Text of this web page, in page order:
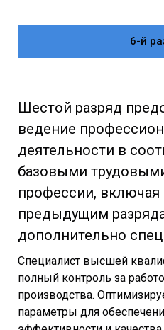
6-й
Шестой разряд
ведение
деятельности в
базовыми
профессии, включая
предыдущим
дополнительно
Специалист высшей
полный контроль за
производства.
параметры для